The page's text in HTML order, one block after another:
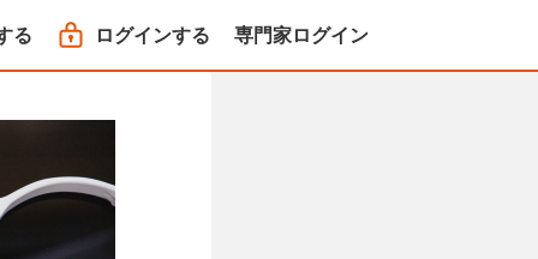
る ログインする 専門家ログイン